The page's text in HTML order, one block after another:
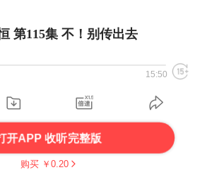
第115集 不！别传出去
15:50
开APP 收听完整版
购买 ￥ 0.20